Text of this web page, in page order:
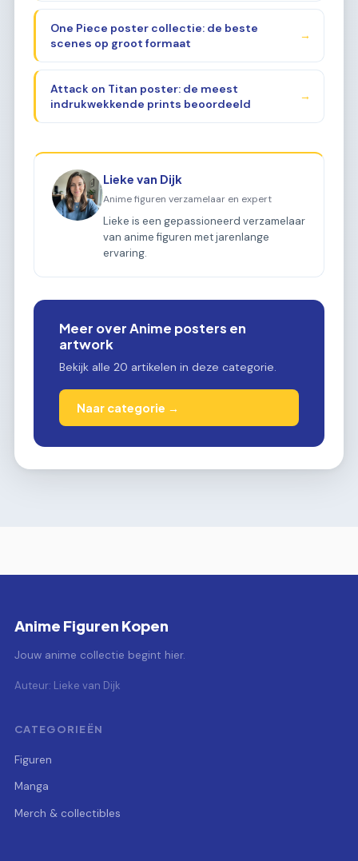
One Piece poster collectie: de beste
scenes op groot formaat
→
Attack on Titan poster: de meest
indrukwekkende prints beoordeeld
→
Lieke van Dijk
Anime figuren verzamelaar en expert
Lieke is een gepassioneerd verzamelaar
van anime figuren met jarenlange
ervaring.
Meer over Anime posters en
artwork
Bekijk alle 20 artikelen in deze categorie.
Naar categorie →
Anime Figuren Kopen
Jouw anime collectie begint hier.
Auteur: Lieke van Dijk
CATEGORIEËN
Figuren
Manga
Merch & collectibles